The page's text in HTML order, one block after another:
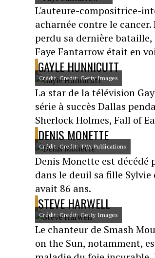
L'auteure-compositrice-
acharnée contre le
perdu sa dernière bataille,
Faye Fantarrow était en
GAYLE HUNNICUTT
Crédit: Credit: Getty Images
La star de la télévision
série à succès Dallas
Sherlock Holmes, Fall of
DENIS MONETTE
Crédit: Credit: TVA Publications
Denis Monette est
dans le deuil sa fille
avait 86 ans.
STEVE HARWELL
Crédit: Credit: Getty Images
Le chanteur de Smash
on the Sun, notamment,